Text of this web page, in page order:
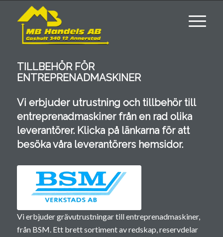
TILLBEHÖR FÖR
ENTREPRENADMASKINER
Vi erbjuder utrustning och tillbehör till
entreprenadmaskiner från en rad olika
leverantörer. Klicka på länkarna för att
besöka våra leverantörers hemsidor.
Vi erbjuder grävutrustningar till entreprenadmaskiner,
från BSM. Ett brett sortiment av redskap, reservdelar